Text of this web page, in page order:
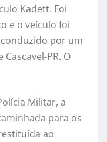
Kadett. Foi
e o veículo foi
por um
PR. O
Militar, a
para os
ao